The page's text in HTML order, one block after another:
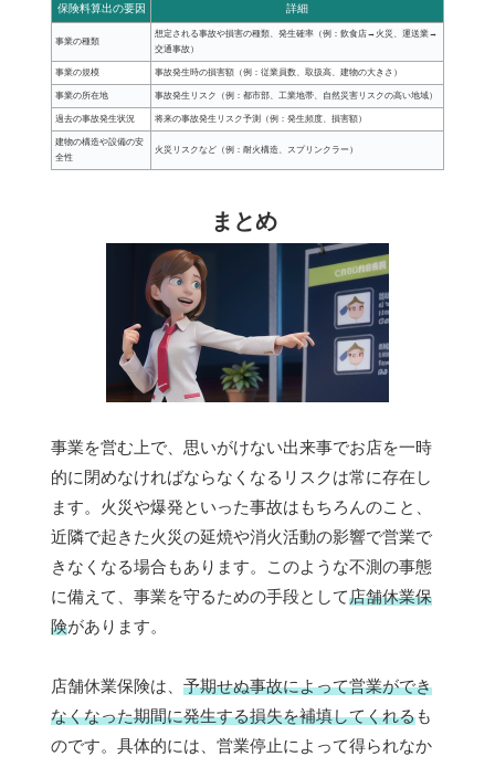
保険料算出の要因 詳細
事業の種類
想定される事故や損害の種類、発生確率（例：飲食店→火災、運送業→
交通事故）
事業の規模 事故発生時の損害額（例：従業員数、取扱高、建物の大きさ）
事業の所在地 事故発生リスク（例：都市部、工業地帯、自然災害リスクの高い地域）
過去の事故発生状況 将来の事故発生リスク予測（例：発生頻度、損害額）
建物の構造や設備の安
全性
火災リスクなど（例：耐火構造、スプリンクラー）
まとめ
事業を営む上で、思いがけない出来事でお店を一時
的に閉めなければならなくなるリスクは常に存在し
ます。火災や爆発といった事故はもちろんのこと、
近隣で起きた火災の延焼や消火活動の影響で営業で
きなくなる場合もあります。このような不測の事態
に備えて、事業を守るための手段として店舗休業保
険があります。
店舗休業保険は、 予期せぬ事故によって営業ができ
なくなった期間に発生する損失を補填してくれるも
のです。具体的には、営業停止によって得られなか